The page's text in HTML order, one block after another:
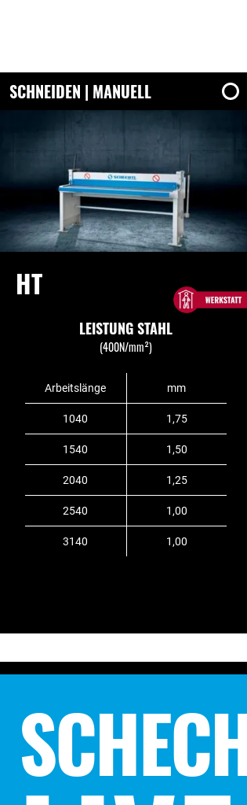
SCHNEIDEN | MANUELL
HT
LEISTUNG STAHL
(400N/mm²)
Arbeitslänge mm
1040 1,75
1540 1,50
2040 1,25
2540 1,00
3140 1,00